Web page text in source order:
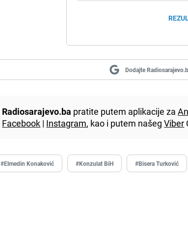
Dodajte
Radiosarajevo.ba pratite putem aplikacije za
Facebook | Instagram, kao i putem našegViber
#Elmedin Konaković #Konzulat BiH #Bisera Turković